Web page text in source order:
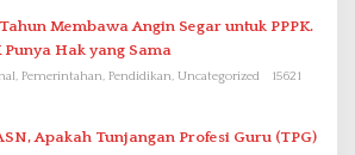
Membawa Angin Segar untuk PPPK.
Punya Hak yang Sama
Pemerintahan, Pendidikan, Uncategorized
15621
Apakah Tunjangan Profesi Guru (TPG)